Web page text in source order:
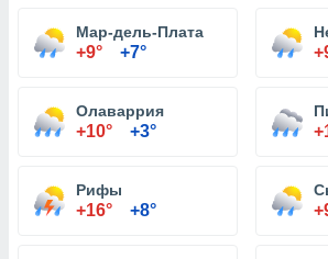
Мар-дель-Плата
+9° +7°
Олаваррия
+10° +3°
Рифы
+16° +8°